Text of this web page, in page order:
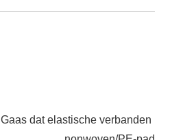
Gaas dat elastische verbanden